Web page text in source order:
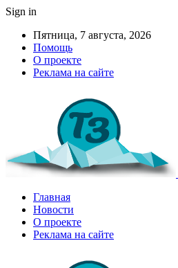
Sign in
Пятница, 7 августа, 2026
Помощь
О проекте
Реклама на сайте
Главная
Новости
О проекте
Реклама на сайте